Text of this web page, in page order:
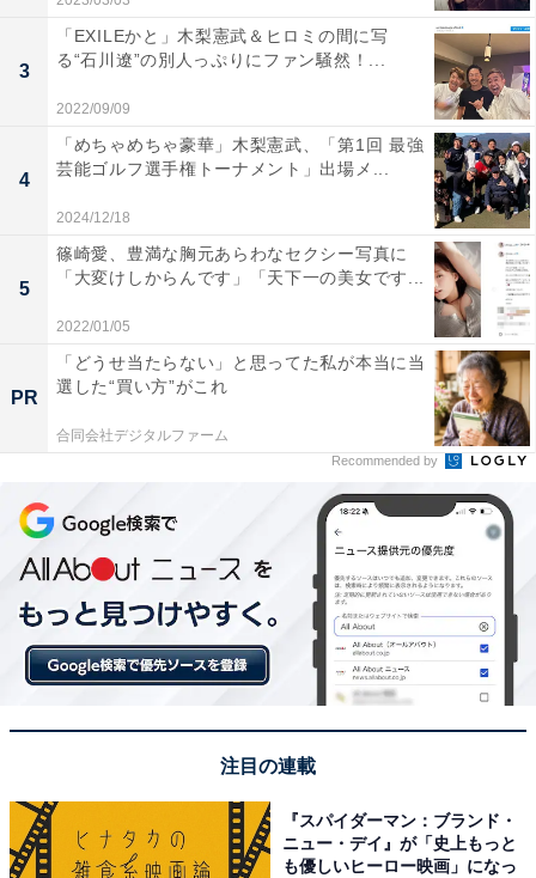
3
「EXILEかと」木梨憲武＆ヒロミの間に写
る“石川遼”の別人っぷりにファン騒然！...
2022/09/09
4
「めちゃめちゃ豪華」木梨憲武、「第1回 最強
芸能ゴルフ選手権トーナメント」出場メ...
2024/12/18
5
篠崎愛、豊満な胸元あらわなセクシー写真に
「大変けしからんです」「天下一の美女です...
2022/01/05
PR
「どうせ当たらない」と思ってた私が本当に当
選した“買い方”がこれ
合同会社デジタルファーム
Recommended by
注目の連載
『スパイダーマン：ブランド・
ニュー・デイ』が「史上もっと
も優しいヒーロー映画」になっ